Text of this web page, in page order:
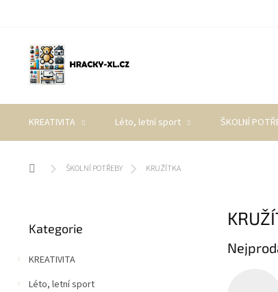
KREATIVITA Léto, letní sport ŠKOLNÍ
Domů ŠKOLNÍ POTŘEBY KRUŽÍTKA
s
r
a
kategorie
Kategorie
KREATIVITA
Léto, letní sport